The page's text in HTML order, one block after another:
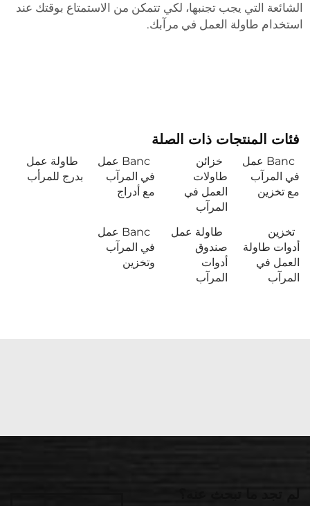
الشائعة التي يجب تجنبها، لكي تتمكن من الاستمتاع بوقتك عند
استخدام طاولة العمل في مرآبك.
فئات المنتجات ذات الصلة
Banc عمل
في المرآب
مع تخزين
خزائن
طاولات
العمل في
المرآب
Banc عمل
في المرآب
مع أدراج
طاولة عمل
بدرج للمرأب
تخزين
أدوات طاولة
العمل في
المرآب
طاولة عمل
صندوق
أدوات
المرآب
Banc عمل
في المرآب
وتخزين